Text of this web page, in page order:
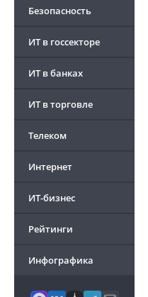
Безопасность
ИТ в госсекторе
ИТ в банках
ИТ в торговле
Телеком
Интернет
ИТ-бизнес
Рейтинги
Инфографика